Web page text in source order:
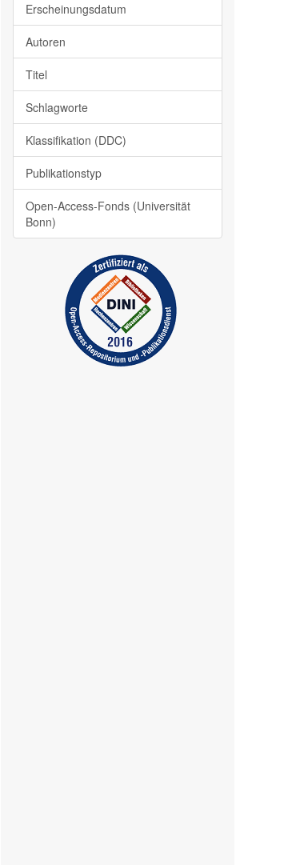
Erscheinungsdatum
Autoren
Titel
Schlagworte
Klassifikation (DDC)
Publikationstyp
Open-Access-Fonds (Universität
Bonn)